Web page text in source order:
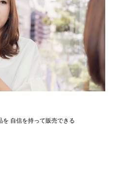
を 自信を持って販売できる